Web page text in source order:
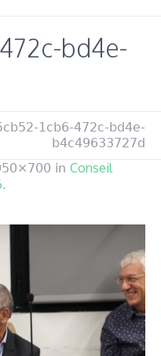
bd4e-
1cb6-472c-bd4e-
b4c49633727d
in Conseil
.